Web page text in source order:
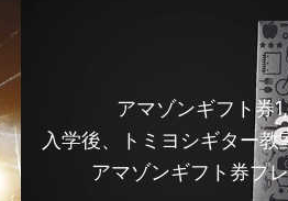
アマゾンギフト券
入学後、トミヨシギター教
アマゾンギフト券プ